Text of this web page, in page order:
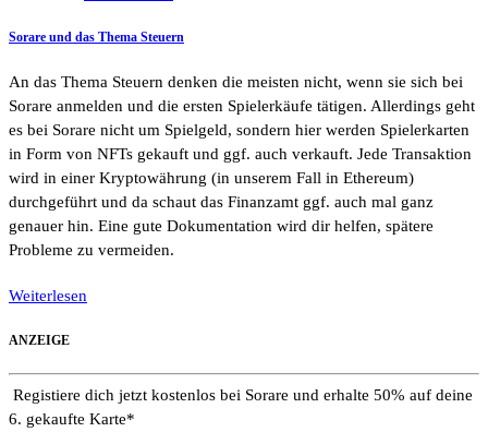
Sorare und das Thema Steuern
An das Thema Steuern denken die meisten nicht, wenn sie sich bei
Sorare anmelden und die ersten Spielerkäufe tätigen. Allerdings geht
es bei Sorare nicht um Spielgeld, sondern hier werden Spielerkarten
in Form von NFTs gekauft und ggf. auch verkauft. Jede Transaktion
wird in einer Kryptowährung (in unserem Fall in Ethereum)
durchgeführt und da schaut das Finanzamt ggf. auch mal ganz
genauer hin. Eine gute Dokumentation wird dir helfen, spätere
Probleme zu vermeiden.
Weiterlesen
ANZEIGE
Registiere dich jetzt kostenlos bei Sorare und erhalte 50% auf deine
6. gekaufte Karte*